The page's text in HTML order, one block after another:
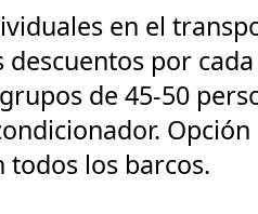
en el
descuentos por
de 45-50
todos los barcos.